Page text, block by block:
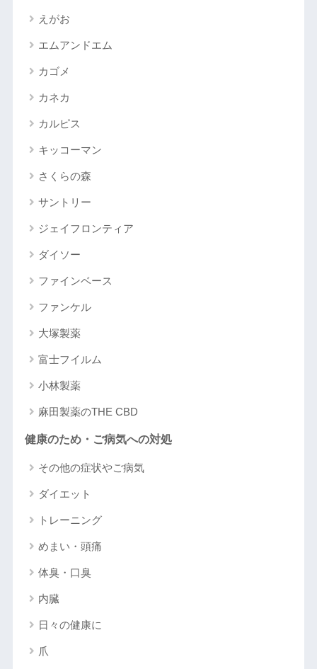
えがお
エムアンドエム
カゴメ
カネカ
カルピス
キッコーマン
さくらの森
サントリー
ジェイフロンティア
ダイソー
ファインベース
ファンケル
大塚製薬
富士フイルム
小林製薬
麻田製薬のTHE CBD
健康のため・ご病気への対処
その他の症状やご病気
ダイエット
トレーニング
めまい・頭痛
体臭・口臭
内臓
日々の健康に
爪